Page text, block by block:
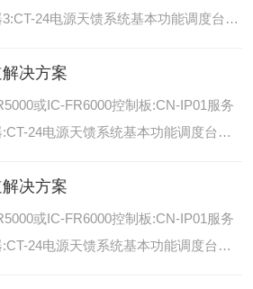
24电源天馈系统基本功能调度台录
具备GPS数据上传功能。而GPS定位功
决方案
或IC-FR6000控制板:CN-IP01服务
24电源天馈系统基本功能调度台录
熟可靠的网络技术，艾可慕数字通讯将
。
决方案
或IC-FR6000控制板:CN-IP01服务
24电源天馈系统基本功能调度台录